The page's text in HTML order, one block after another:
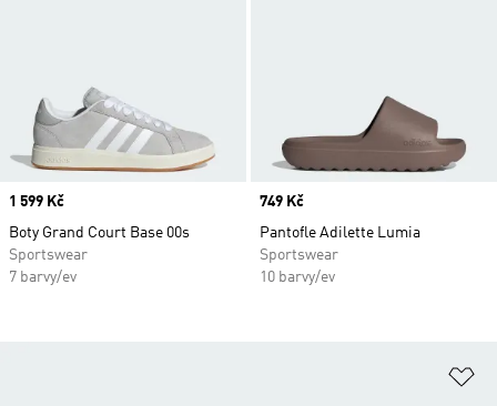
Price
1 599 Kč
Boty Grand Court Base 00s
Sportswear
7 barvy/ev
Price
749 Kč
Pantofle Adilette Lumia
Sportswear
10 barvy/ev